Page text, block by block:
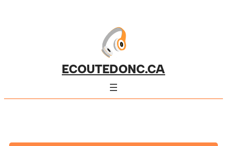
ECOUTEDONC.CA